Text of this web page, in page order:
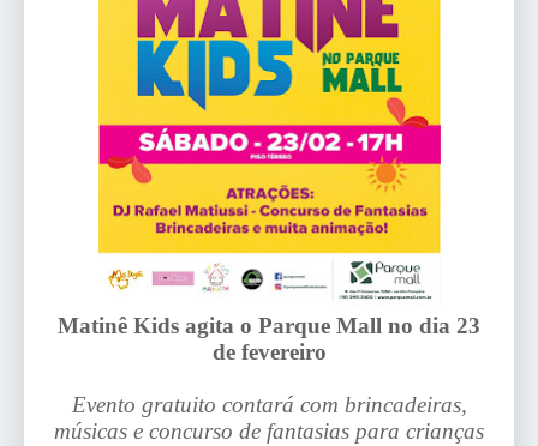
Matinê Kids agita o Parque Mall no dia 23
de fevereiro
Evento gratuito contará com brincadeiras,
músicas e concurso de fantasias para crianças